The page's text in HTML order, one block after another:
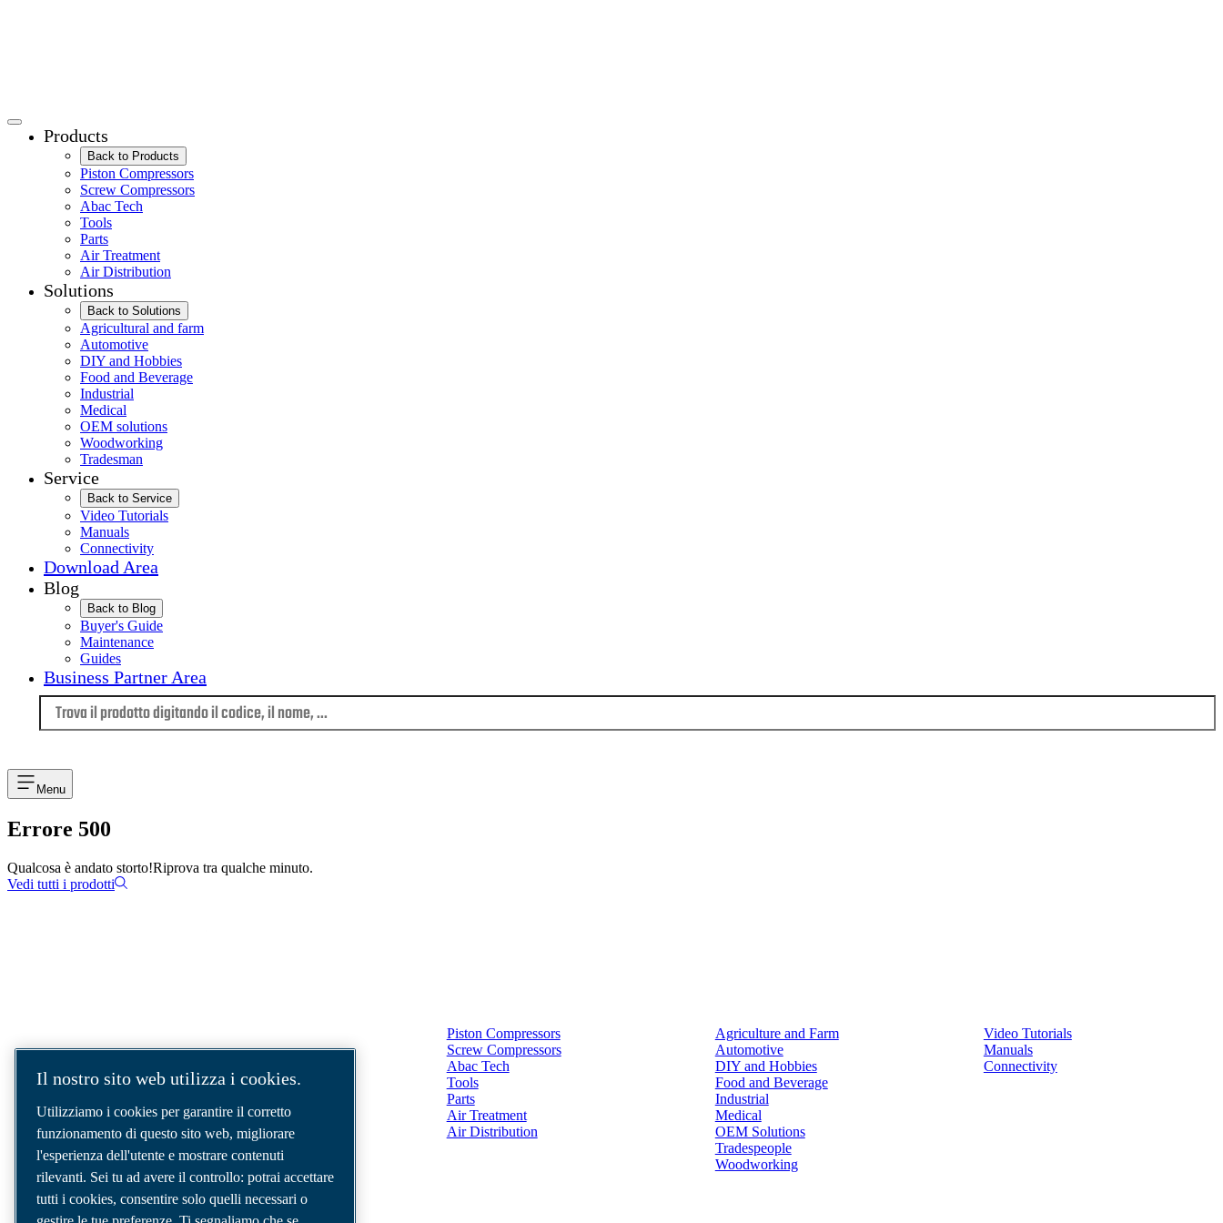
Products
Back to Products
Piston Compressors
Screw Compressors
Abac Tech
Tools
Parts
Air Treatment
Air Distribution
Solutions
Back to Solutions
Agricultural and farm
Automotive
DIY and Hobbies
Food and Beverage
Industrial
Medical
OEM solutions
Woodworking
Tradesman
Service
Back to Service
Video Tutorials
Manuals
Connectivity
Download Area
Blog
Back to Blog
Buyer's Guide
Maintenance
Guides
Business Partner Area
Menu
Errore 500
Qualcosa è andato storto!Riprova tra qualche minuto.
Vedi tutti i prodotti
Siamo un'azienda leader nel settore delle
soluzioni per aria compressa, che fornisce i
migliori compressori, utensili e sistemi di
distribuzione dell'aria per soddisfare anche le
esigenze più complesse.
Piston Compressors
Screw Compressors
Abac Tech
Tools
Parts
Air Treatment
Air Distribution
Agriculture and Farm
Automotive
DIY and Hobbies
Food and Beverage
Industrial
Medical
OEM Solutions
Tradespeople
Woodworking
Video Tutorials
Manuals
Connectivity
Il nostro sito web utilizza i cookies.
Utilizziamo i cookies per garantire il corretto
funzionamento di questo sito web, migliorare
l'esperienza dell'utente e mostrare contenuti
rilevanti. Sei tu ad avere il controllo: potrai accettare
tutti i cookies, consentire solo quelli necessari o